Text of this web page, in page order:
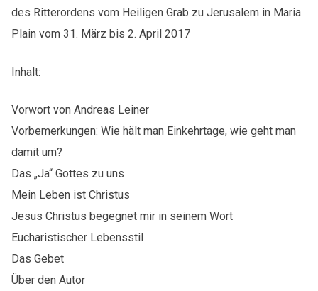
des Ritterordens vom Heiligen Grab zu Jerusalem in Maria
Plain vom 31. März bis 2. April 2017
Inhalt:
Vorwort von Andreas Leiner
Vorbemerkungen: Wie hält man Einkehrtage, wie geht man
damit um?
Das „Ja“ Gottes zu uns
Mein Leben ist Christus
Jesus Christus begegnet mir in seinem Wort
Eucharistischer Lebensstil
Das Gebet
Über den Autor